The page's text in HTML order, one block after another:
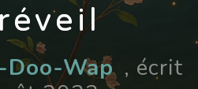
Doo-Wap , écrit